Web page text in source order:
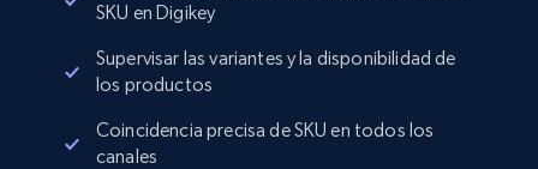
SKU en Digikey
Supervisar las variantes y la disponibilidad de
los productos
Coincidencia precisa de SKU en todos los
canales